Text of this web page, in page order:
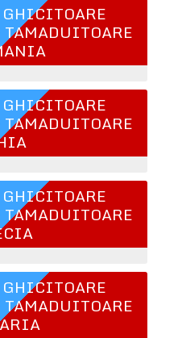
TAMADUITOARE
TAMADUITOARE
TAMADUITOARE
TAMADUITOARE